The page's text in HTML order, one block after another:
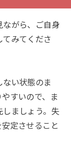
ながら、ご自身
みてくださ
い状態のま
すいので、ま
しましょう。失
定させること